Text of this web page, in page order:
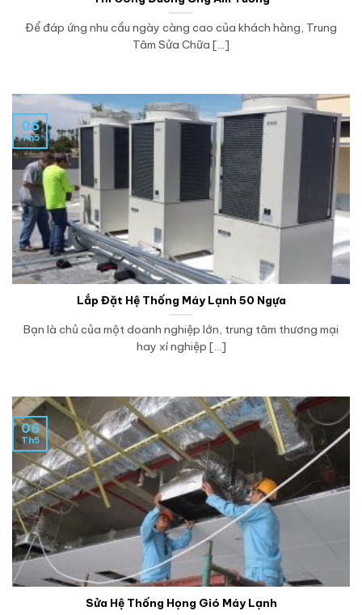
Để đáp ứng nhu cầu ngày càng cao của khách hàng, Trung
Tâm Sửa Chữa [...]
Lắp Đặt Hệ Thống Máy Lạnh 50 Ngựa
Bạn là chủ của một doanh nghiệp lớn, trung tâm thương mại
hay xí nghiệp [...]
06
Th5
Sửa Hệ Thống Họng Gió Máy Lạnh
06
Th5